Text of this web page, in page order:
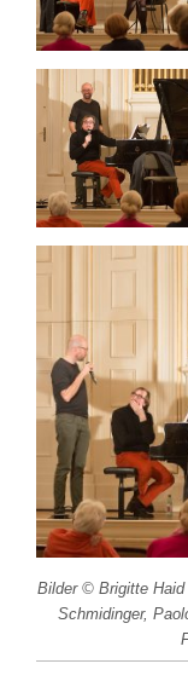
Bilder © Brigitte Haid
Schmidinger,